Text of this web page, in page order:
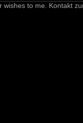
to me. Kontakt